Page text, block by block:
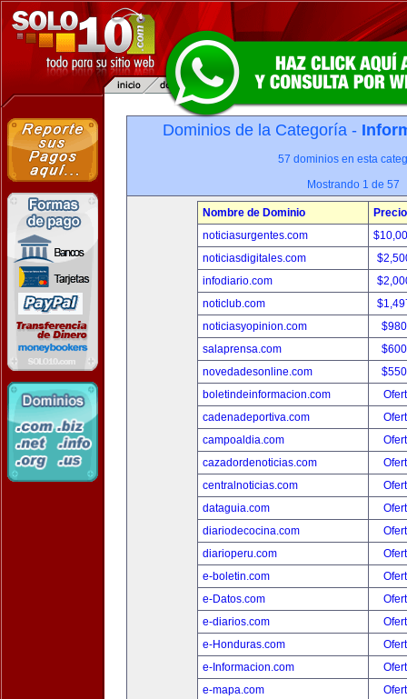
Dominios de la Categoría -
57 dominios en esta
Mostrando 1 de 57
Nombre de Dominio
Precio
noticiasurgentes.com
noticiasdigitales.com
infodiario.com
noticlub.com
noticiasyopinion.com
salaprensa.com
novedadesonline.com
boletindeinformacion.com
cadenadeportiva.com
campoaldia.com
cazadordenoticias.com
centralnoticias.com
dataguia.com
diariodecocina.com
diarioperu.com
e-boletin.com
e-Datos.com
e-diarios.com
e-Honduras.com
e-Informacion.com
e-mapa.com